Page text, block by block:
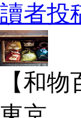
讀者投
【和